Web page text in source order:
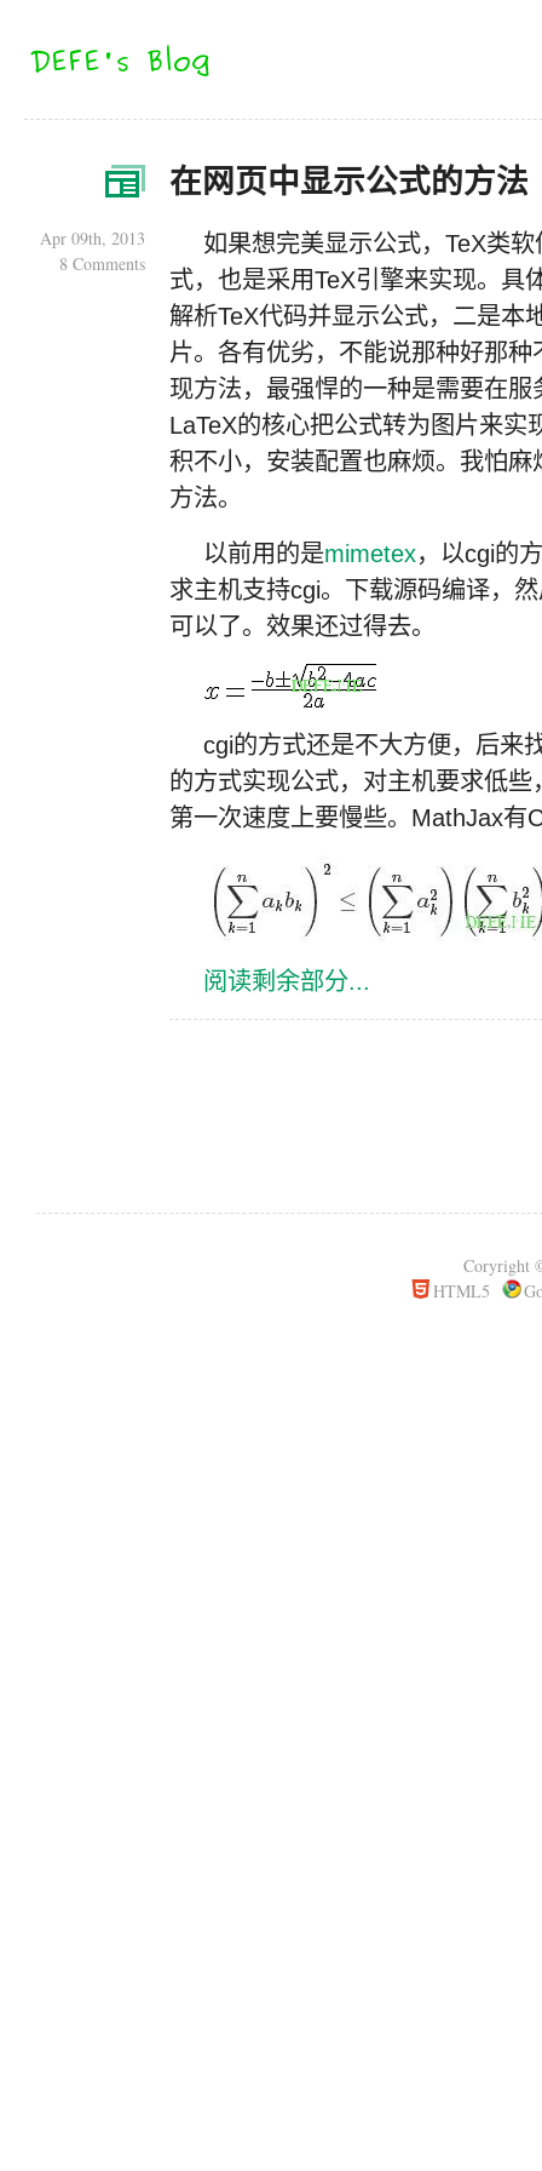
在网页中显示公式的方法
Apr 09th, 2013
8 Comments
如果想完美显示公式，TeX类
式，也是采用TeX引擎来实现。具
解析TeX代码并显示公式，二是本
片。各有优劣，不能说那种好那
现方法，最强悍的一种是需要在
LaTeX的核心把公式转为图片来实
积不小，安装配置也麻烦。我怕
方法。
以前用的是mimetex，以cgi的
求主机支持cgi。下载源码编译，
可以了。效果还过得去。
cgi的方式还是不大方便，后来
的方式实现公式，对主机要求低
第一次速度上要慢些。MathJax有
阅读剩余部分...
Coryright
HTML5